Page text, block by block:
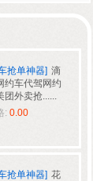
抢单神器] 滴
约车代驾网约
团外卖抢......
: 0.00
抢单神器] 花